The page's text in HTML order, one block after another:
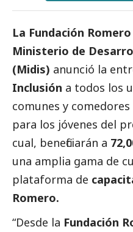
La Fundación Romero
Ministerio de
(Midis) anunció la
Inclusión a todos los
comunes y
para los jóvenes del
cual, beneficiarán a
una amplia gama de
plataforma de
Romero.
“Desde la Fundación